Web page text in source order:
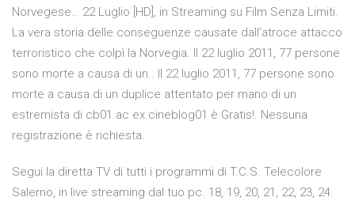
Norvegese… 22 Luglio [HD], in Streaming su Film Senza Limiti.
La vera storia delle conseguenze causate dall'atroce attacco
terroristico che colpì la Norvegia. Il 22 luglio 2011, 77 persone
sono morte a causa di un.. Il 22 luglio 2011, 77 persone sono
morte a causa di un duplice attentato per mano di un
estremista di cb01.ac ex cineblog01 è Gratis!. Nessuna
registrazione è richiesta.
Segui la diretta TV di tutti i programmi di T.C.S. Telecolore
Salerno, in live streaming dal tuo pc. 18, 19, 20, 21, 22, 23, 24.